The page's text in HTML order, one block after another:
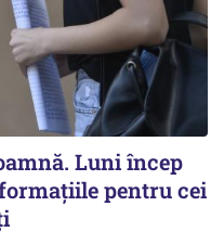
Luni încep
pentru cei